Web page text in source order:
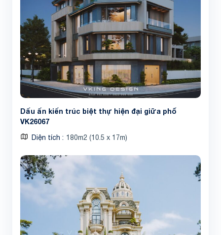
Dấu ấn kiến trúc biệt thự hiện đại giữa phố
VK26067
Diện tích 180m2 (10.5 x 17m)